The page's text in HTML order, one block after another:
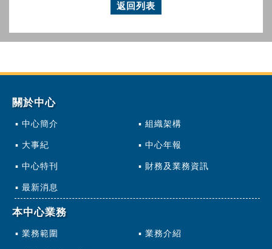
返回列表
關於中心
中心簡介 組織架構
大事紀 中心年報
中心特刊 財務及業務資訊
最新消息
本中心業務
業務範圍 業務介紹